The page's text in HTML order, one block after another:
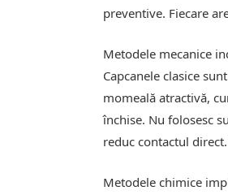
preventive. Fiecare
Metodele mecanice
Capcanele clasice
momeală atractivă,
închise. Nu folosesc
reduc contactul
Metodele chimice